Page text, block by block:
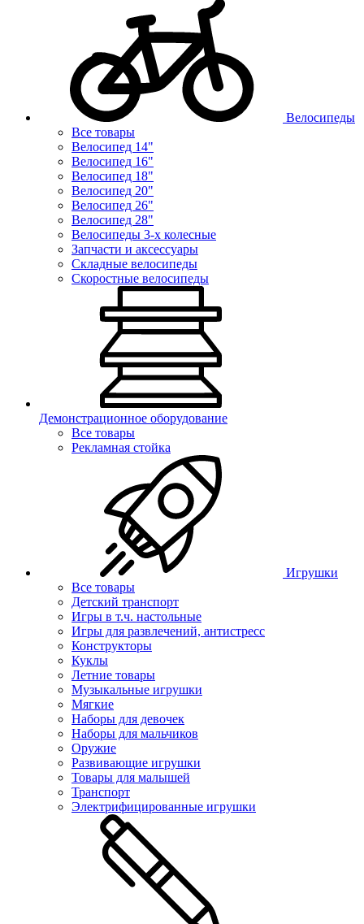
Велосипеды
Все товары
Велосипед 14"
Велосипед 16"
Велосипед 18"
Велосипед 20"
Велосипед 26"
Велосипед 28"
Велосипеды 3-х колесные
Запчасти и аксессуары
Складные велосипеды
Скоростные велосипеды
Демонстрационное оборудование
Все товары
Рекламная стойка
Игрушки
Все товары
Детский транспорт
Игры в т.ч. настольные
Игры для развлечений, антистресс
Конструкторы
Куклы
Летние товары
Музыкальные игрушки
Мягкие
Наборы для девочек
Наборы для мальчиков
Оружие
Развивающие игрушки
Товары для малышей
Транспорт
Электрифицированные игрушки